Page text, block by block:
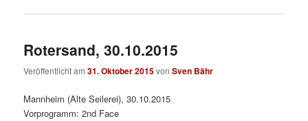
Rotersand, 30.10.2015
Veröffentlicht am31. Oktober 2015vonSven Bähr
Mannheim (Alte Seilerei), 30.10.2015
Vorprogramm: 2nd Face